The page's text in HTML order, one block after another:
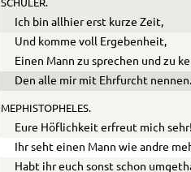
SCHÜLER.
Ich bin allhier erst kurze Zeit,
Und komme voll Ergebenheit,
Einen Mann zu sprechen und zu
Den alle mir mit Ehrfurcht
MEPHISTOPHELES.
Eure Höflichkeit erfreut mich
Ihr seht einen Mann wie andre
Habt ihr euch sonst schon